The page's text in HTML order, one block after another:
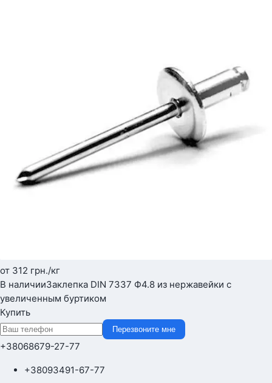
от 312 грн./кг
В наличииЗаклепка DIN 7337 Ф4.8 из нержавейки с
увеличенным буртиком
Купить
Перезвоните мне
+38068679-27-77
+38093491-67-77